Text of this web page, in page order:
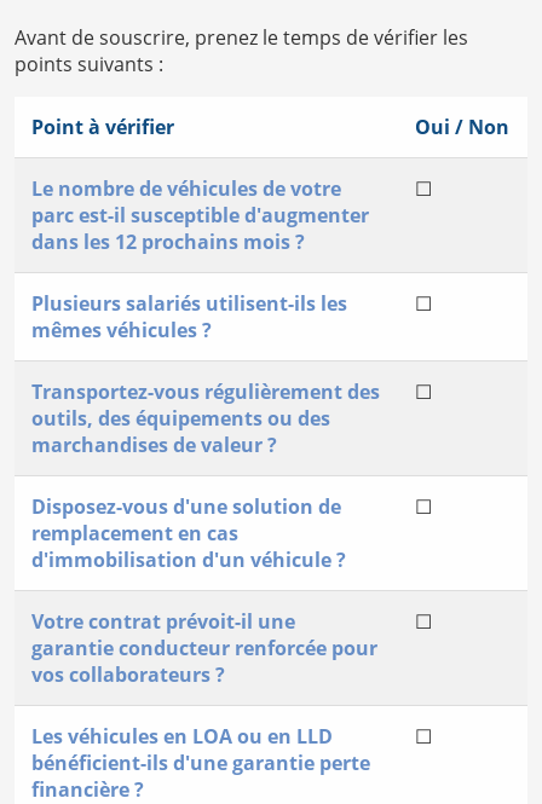
Avant de souscrire, prenez le temps de vérifier les
points suivants :
Point à vérifier Oui / Non
Le nombre de véhicules de votre
parc est-il susceptible d'augmenter
dans les 12 prochains mois ?
☐
Plusieurs salariés utilisent-ils les
mêmes véhicules ?
☐
Transportez-vous régulièrement des
outils, des équipements ou des
marchandises de valeur ?
☐
Disposez-vous d'une solution de
remplacement en cas
d'immobilisation d'un véhicule ?
☐
Votre contrat prévoit-il une
garantie conducteur renforcée pour
vos collaborateurs ?
☐
Les véhicules en LOA ou en LLD
bénéficient-ils d'une garantie perte
financière ?
☐